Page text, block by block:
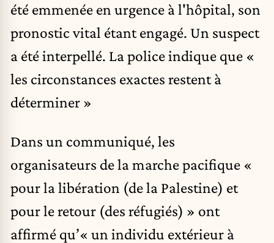
été emmenée en urgence à l'hôpital, son
pronostic vital étant engagé. Un suspect
a été interpellé. La police indique que «
les circonstances exactes restent à
déterminer »
Dans un communiqué, les
organisateurs de la marche pacifique «
pour la libération (de la Palestine) et
pour le retour (des réfugiés) » ont
affirmé qu’« un individu extérieur à